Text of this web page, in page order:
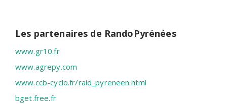
Les partenaires de RandoPyrénées
www.gr10.fr
www.agrepy.com
www.ccb-cyclo.fr/raid_pyreneen.html
bget.free.fr